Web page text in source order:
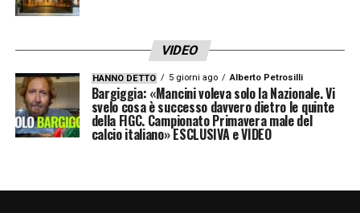
VIDEO
HANNO DETTO 5 giorni ago Alberto Petrosilli
Bargiggia: «Mancini voleva solo la Nazionale. Vi
svelo cosa è successo davvero dietro le quinte
della FIGC. Campionato Primavera male del
calcio italiano» ESCLUSIVA e VIDEO